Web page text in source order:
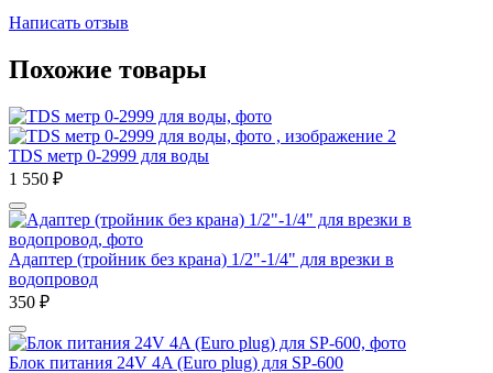
Написать отзыв
Похожие товары
TDS метр 0-2999 для воды
1 550 ₽
Адаптер (тройник без крана) 1/2"-1/4" для врезки в
водопровод
350 ₽
Блок питания 24V 4A (Euro plug) для SP-600